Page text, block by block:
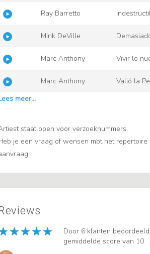
Ray Barretto
Mink DeVille
Marc Anthony Vivir lo
Marc Anthony Valió la
staat open voor verzoeknummers.
je een vraag of wensen mbt het
Reviews
Door 6 klanten
gemiddelde score van 10